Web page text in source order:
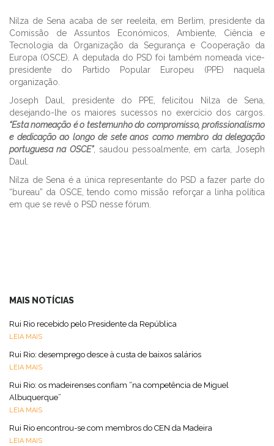
Nilza de Sena acaba de ser reeleita, em Berlim, presidente da
Comissão de Assuntos Económicos, Ambiente, Ciência e
Tecnologia da Organização da Segurança e Cooperação da
Europa (OSCE). A deputada do PSD foi também nomeada vice-
presidente do Partido Popular Europeu (PPE) naquela
organização.
Joseph Daul, presidente do PPE, felicitou Nilza de Sena,
desejando-lhe os maiores sucessos no exercício dos cargos.
“Esta nomeação é o testemunho do compromisso, profissionalismo
e dedicação ao longo de sete anos como membro da delegação
portuguesa na OSCE”, saudou pessoalmente, em carta, Joseph
Daul.
Nilza de Sena é a única representante do PSD a fazer parte do
“bureau” da OSCE, tendo como missão reforçar a linha política
em que se revê o PSD nesse fórum.
MAIS NOTÍCIAS
Rui Rio recebido pelo Presidente da República
LEIA MAIS
Rui Rio: desemprego desce à custa de baixos salários
LEIA MAIS
Rui Rio: os madeirenses confiam “na competência de Miguel
Albuquerque”
LEIA MAIS
Rui Rio encontrou-se com membros do CEN da Madeira
LEIA MAIS